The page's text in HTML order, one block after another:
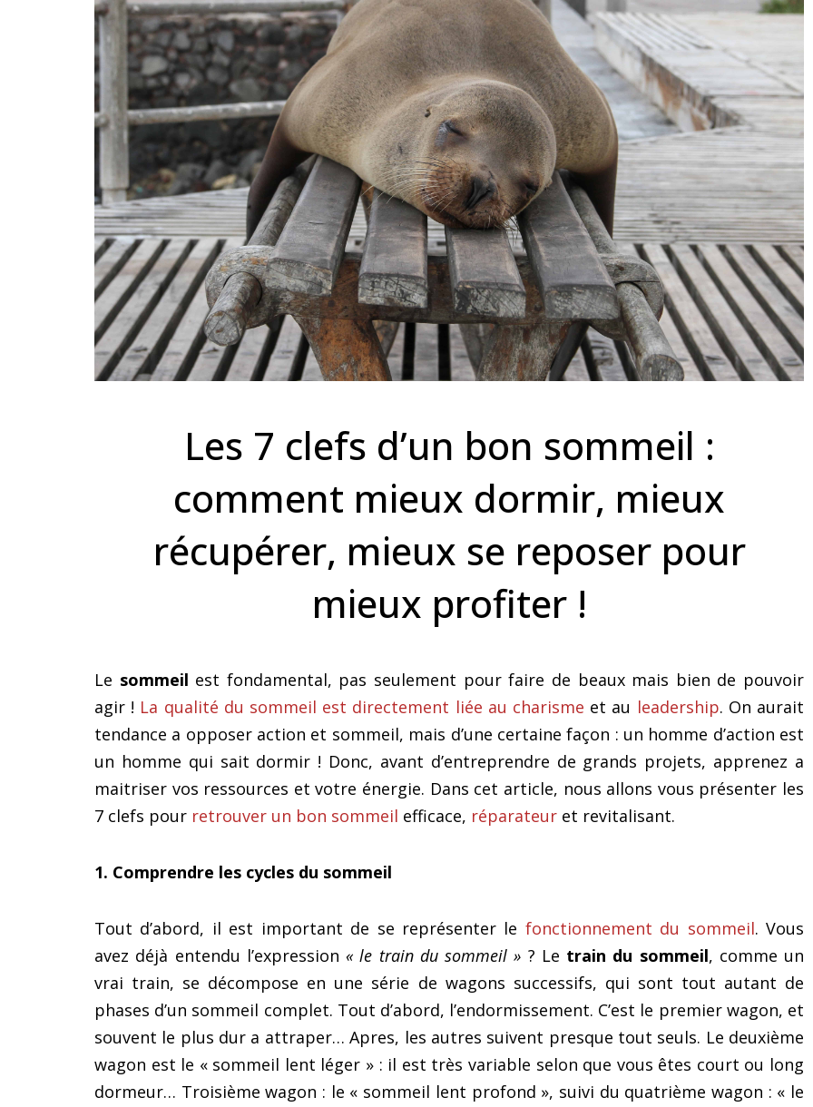
Les 7 clefs d’un bon sommeil :
comment mieux dormir, mieux
récupérer, mieux se reposer pour
mieux profiter !
Le sommeil est fondamental, pas seulement pour faire de beaux mais bien de pouvoir
agir ! La qualité du sommeil est directement liée au charisme et au leadership. On aurait
tendance a opposer action et sommeil, mais d’une certaine façon : un homme d’action est
un homme qui sait dormir ! Donc, avant d’entreprendre de grands projets, apprenez a
maitriser vos ressources et votre énergie. Dans cet article, nous allons vous présenter les
7 clefs pour retrouver un bon sommeil efficace, réparateur et revitalisant.
1. Comprendre les cycles du sommeil
Tout d’abord, il est important de se représenter le fonctionnement du sommeil. Vous
avez déjà entendu l’expression« le train du sommeil » ? Le train du sommeil, comme un
vrai train, se décompose en une série de wagons successifs, qui sont tout autant de
phases d’un sommeil complet. Tout d’abord, l’endormissement. C’est le premier wagon, et
souvent le plus dur a attraper… Apres, les autres suivent presque tout seuls. Le deuxième
wagon est le « sommeil lent léger » : il est très variable selon que vous êtes court ou long
dormeur… Troisième wagon : le « sommeil lent profond », suivi du quatrième wagon : « le
Vivre à l’international :
Les avantages de la